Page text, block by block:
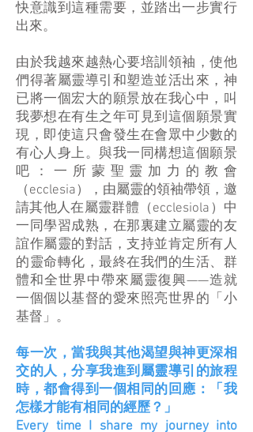
快意識到這種需要，並踏出一步實行
出來。
由於我越來越熱心要培訓領袖，使他
們得著屬靈導引和塑造並活出來，神
已將一個宏大的願景放在我心中，叫
我夢想在有生之年可見到這個願景實
現，即使這只會發生在會眾中少數的
有心人身上。與我一同構想這個願景
吧：一所蒙聖靈加力的教會
（ecclesia），由屬靈的領袖帶領，邀
請其他人在屬靈群體（ecclesiola）中
一同學習成熟，在那裏建立屬靈的友
誼作屬靈的對話，支持並肯定所有人
的靈命轉化，最終在我們的生活、群
體和全世界中帶來屬靈復興——造就
一個個以基督的愛來照亮世界的「小
基督」。​​
每一次，當我與其他渴望與神更深相
交的人，分享我進到屬靈導引的旅程
時，都會得到一個相同的回應：「我
怎樣才能有相同的經歷？」
Every time I share my journey into